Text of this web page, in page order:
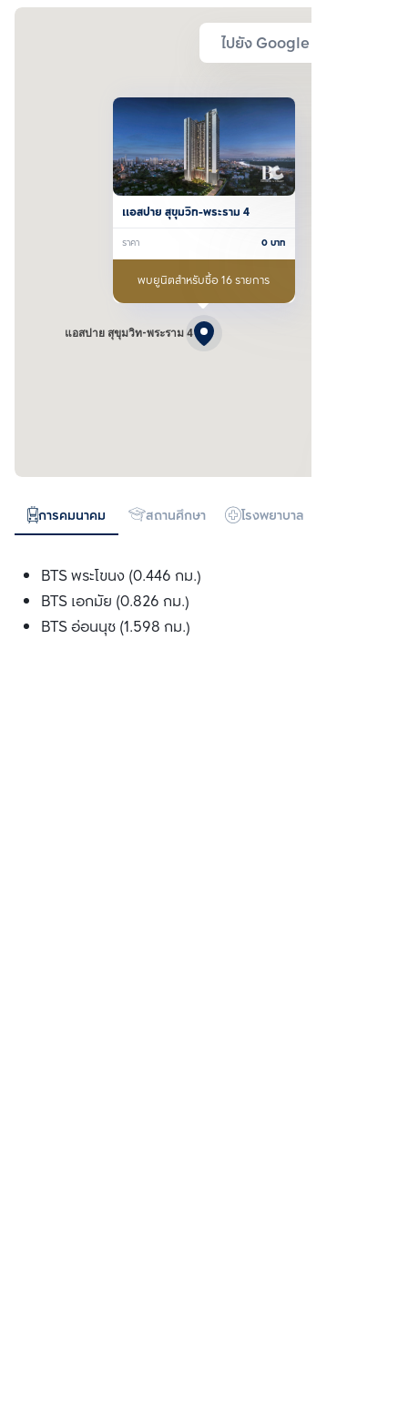
ไปยัง Google Map
แอสปาย สุขุมวิท-พระราม 4
แอสปาย สุขุมวิท-พระราม 4
ราคา 0บาท
พบยูนิตสำหรับซื้อ 16 รายการ
การคมนาคม สถานศึกษา โรงพยาบาล
BTS พระโขนง (0.446 กม.)
BTS เอกมัย (0.826 กม.)
BTS อ่อนนุช (1.598 กม.)